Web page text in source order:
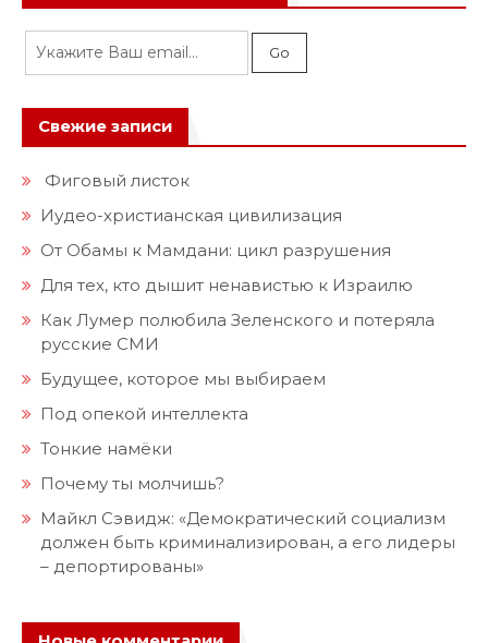
Свежие записи
Фиговый листок
Иудео-христианская цивилизация
От Обамы к Мамдани: цикл разрушения
Для тех, кто дышит ненавистью к Израилю
Как Лумер полюбила Зеленского и потеряла
русские СМИ
Будущее, которое мы выбираем
Под опекой интеллекта
Тонкие намёки
Почему ты молчишь?
Майкл Сэвидж: «Демократический социализм
должен быть криминализирован, а его лидеры
– депортированы»